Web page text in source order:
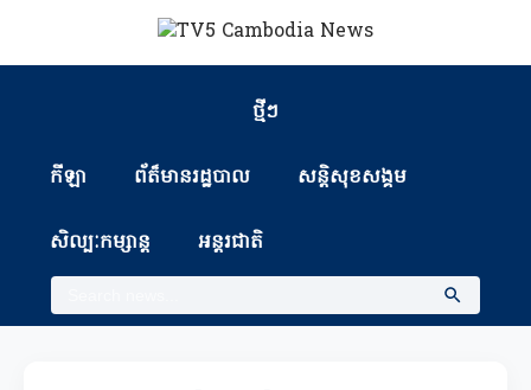
ថ្មីៗ
កីឡា ព័ត៏មានរដ្ឋបាល សន្តិសុខសង្គម
សិល្បៈកម្សាន្ត អន្តរជាតិ